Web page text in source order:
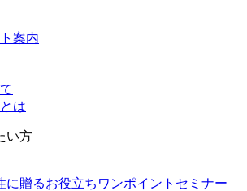
案内
は
い方
に贈るお役立ちワンポイントセミナー